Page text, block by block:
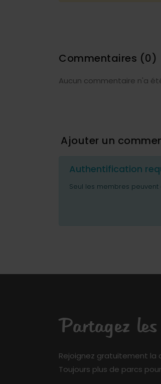
Commentaires (0)
Aucun commentaire n'a
Ajouter un
Authentification
Seul les membres peuvent
Partagez les
Rejoignez gratuitement la
Toujours plus de parcs